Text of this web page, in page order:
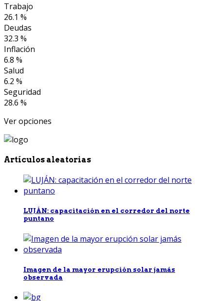
Trabajo
26.1 %
Deudas
32.3 %
Inflación
6.8 %
Salud
6.2 %
Seguridad
28.6 %
Ver opciones
Artículos aleatorias
LUJÁN: capacitación en el corredor del norte
puntano
Imagen de la mayor erupción solar jamás
observada